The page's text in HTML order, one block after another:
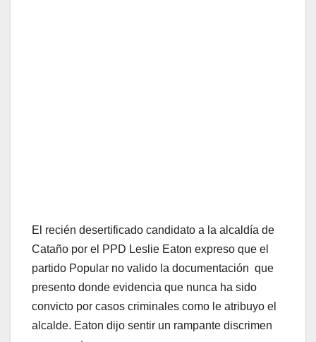
El recién desertificado candidato a la alcaldía de
Cataño por el PPD Leslie Eaton expreso que el
partido Popular no valido la documentación que
presento donde evidencia que nunca ha sido
convicto por casos criminales como le atribuyo el
alcalde. Eaton dijo sentir un rampante discrimen